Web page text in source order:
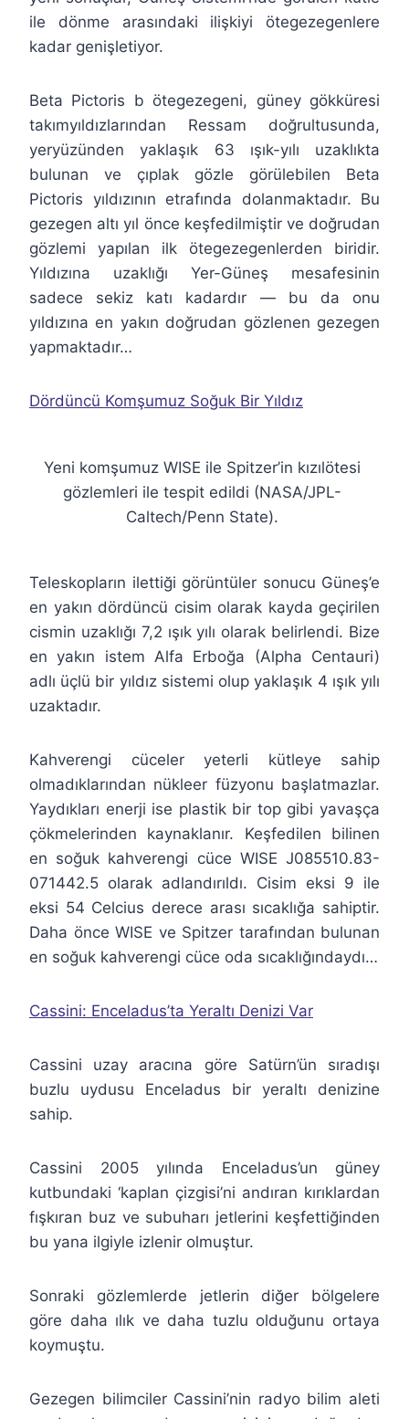
ile dönme arasındaki ilişkiyi ötegezegenlere
kadar genişletiyor.
Beta Pictoris b ötegezegeni, güney gökküresi
takımyıldızlarından Ressam doğrultusunda,
yeryüzünden yaklaşık 63 ışık-yılı uzaklıkta
bulunan ve çıplak gözle görülebilen Beta
Pictoris yıldızının etrafında dolanmaktadır. Bu
gezegen altı yıl önce keşfedilmiştir ve doğrudan
gözlemi yapılan ilk ötegezegenlerden biridir.
Yıldızına uzaklığı Yer-Güneş mesafesinin
sadece sekiz katı kadardır — bu da onu
yıldızına en yakın doğrudan gözlenen gezegen
yapmaktadır…
Dördüncü Komşumuz Soğuk Bir Yıldız
Yeni komşumuz WISE ile Spitzer’in kızılötesi
gözlemleri ile tespit edildi (NASA/JPL-
Caltech/Penn State).
Teleskopların ilettiği görüntüler sonucu Güneş’e
en yakın dördüncü cisim olarak kayda geçirilen
cismin uzaklığı 7,2 ışık yılı olarak belirlendi. Bize
en yakın istem Alfa Erboğa (Alpha Centauri)
adlı üçlü bir yıldız sistemi olup yaklaşık 4 ışık yılı
uzaktadır.
Kahverengi cüceler yeterli kütleye sahip
olmadıklarından nükleer füzyonu başlatmazlar.
Yaydıkları enerji ise plastik bir top gibi yavaşça
çökmelerinden kaynaklanır. Keşfedilen bilinen
en soğuk kahverengi cüce WISE J085510.83-
071442.5 olarak adlandırıldı. Cisim eksi 9 ile
eksi 54 Celcius derece arası sıcaklığa sahiptir.
Daha önce WISE ve Spitzer tarafından bulunan
en soğuk kahverengi cüce oda sıcaklığındaydı…
Cassini: Enceladus’ta Yeraltı Denizi Var
Cassini uzay aracına göre Satürn’ün sıradışı
buzlu uydusu Enceladus bir yeraltı denizine
sahip.
Cassini 2005 yılında Enceladus’un güney
kutbundaki ‘kaplan çizgisi’ni andıran kırıklardan
fışkıran buz ve subuharı jetlerini keşfettiğinden
bu yana ilgiyle izlenir olmuştur.
Sonraki gözlemlerde jetlerin diğer bölgelere
göre daha ılık ve daha tuzlu olduğunu ortaya
koymuştu.
Gezegen bilimciler Cassini’nin radyo bilim aleti